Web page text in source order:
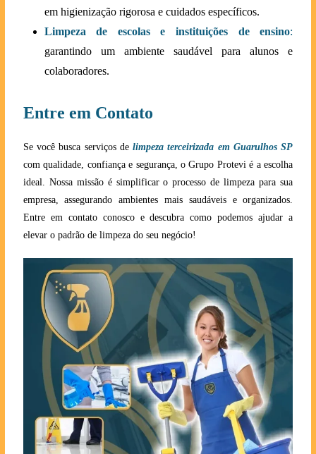
em higienização rigorosa e cuidados específicos.
Limpeza de escolas e instituições de ensino:
garantindo um ambiente saudável para alunos e
colaboradores.
Entre em Contato
Se você busca serviços delimpeza terceirizada em Guarulhos SP
com qualidade, confiança e segurança, o Grupo Protevi é a escolha
ideal. Nossa missão é simplificar o processo de limpeza para sua
empresa, assegurando ambientes mais saudáveis e organizados.
Entre em contato conosco e descubra como podemos ajudar a
elevar o padrão de limpeza do seu negócio!